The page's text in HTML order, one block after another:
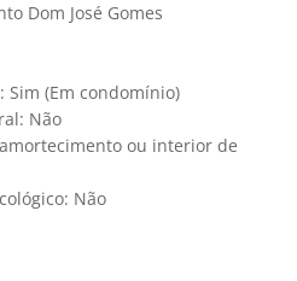
Dom José Gomes
Sim (Em condomínio)
Não
ou interior de
Não